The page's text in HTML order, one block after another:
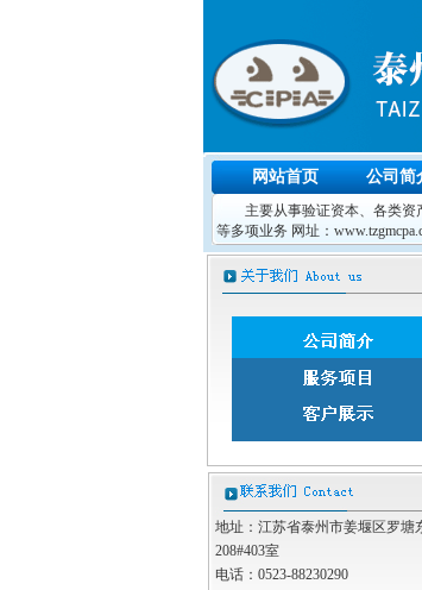
网站首页 公司简
主要从事验证资本、各类资产
等多项业务 网址：
地址：江苏省泰州市姜堰区罗塘
208#403室
电话：0523-88230290